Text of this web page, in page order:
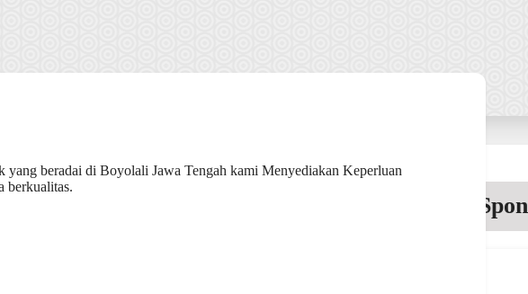
yang beradai di Boyolali Jawa Tengah kami Menyediakan Keperluan
berkualitas.